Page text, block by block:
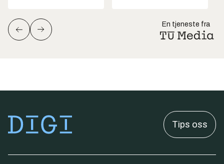
En tjeneste fra
Tips oss